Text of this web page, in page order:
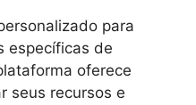
para
específicas de
oferece
seus recursos e